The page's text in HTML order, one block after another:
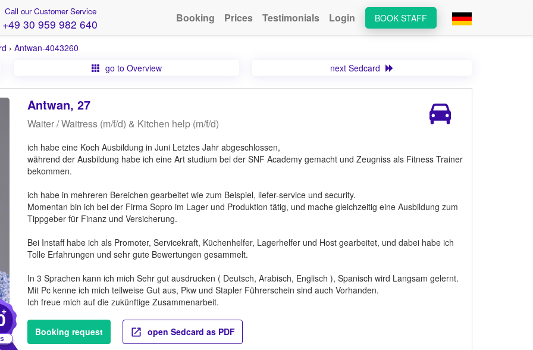
Call our Customer Service
+49 30 959 982 640 BOOK STAFF
Booking Prices Testimonials Login
› Antwan-4043260
go to Overview next Sedcard
+
Antwan, 27
Waiter / Waitress (m/f/d) & Kitchen help (m/f/d)
ich habe eine Koch Ausbildung in Juni Letztes Jahr abgeschlossen,
während der Ausbildung habe ich eine Art studium bei der SNF Academy gemacht und Zeugniss als Fitness Trainer
bekommen.
ich habe in mehreren Bereichen gearbeitet wie zum Beispiel, liefer-service und security.
Momentan bin ich bei der Firma Sopro im Lager und Produktion tätig, und mache gleichzeitig eine Ausbildung zum
Tippgeber für Finanz und Versicherung.
Bei Instaff habe ich als Promoter, Servicekraft, Küchenhelfer, Lagerhelfer und Host gearbeitet, und dabei habe ich
Tolle Erfahrungen und sehr gute Bewertungen gesammelt.
In 3 Sprachen kann ich mich Sehr gut ausdrucken ( Deutsch, Arabisch, Englisch ), Spanisch wird Langsam gelernt.
Mit Pc kenne ich mich teilweise Gut aus, Pkw und Stapler Führerschein sind auch Vorhanden.
Ich freue mich auf die zukünftige Zusammenarbeit.
Booking request open Sedcard as PDF